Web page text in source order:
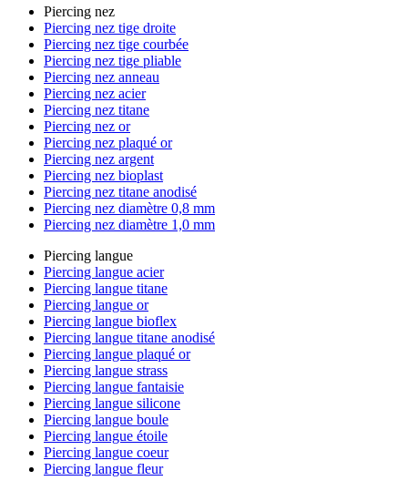
Piercing nez
Piercing nez tige droite
Piercing nez tige courbée
Piercing nez tige pliable
Piercing nez anneau
Piercing nez acier
Piercing nez titane
Piercing nez or
Piercing nez plaqué or
Piercing nez argent
Piercing nez bioplast
Piercing nez titane anodisé
Piercing nez diamètre 0,8 mm
Piercing nez diamètre 1,0 mm
Piercing langue
Piercing langue acier
Piercing langue titane
Piercing langue or
Piercing langue bioflex
Piercing langue titane anodisé
Piercing langue plaqué or
Piercing langue strass
Piercing langue fantaisie
Piercing langue silicone
Piercing langue boule
Piercing langue étoile
Piercing langue coeur
Piercing langue fleur